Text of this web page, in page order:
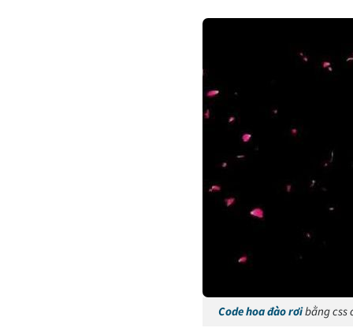
Code hoa đào rơibằng css